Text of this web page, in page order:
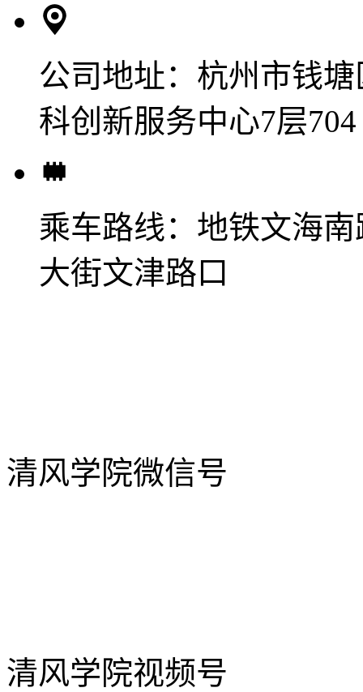
公司地址： 杭州市钱
科创新服务中心7层704
乘车路线： 地铁文海
大街文津路口
清风学院微信号
清风学院视频号